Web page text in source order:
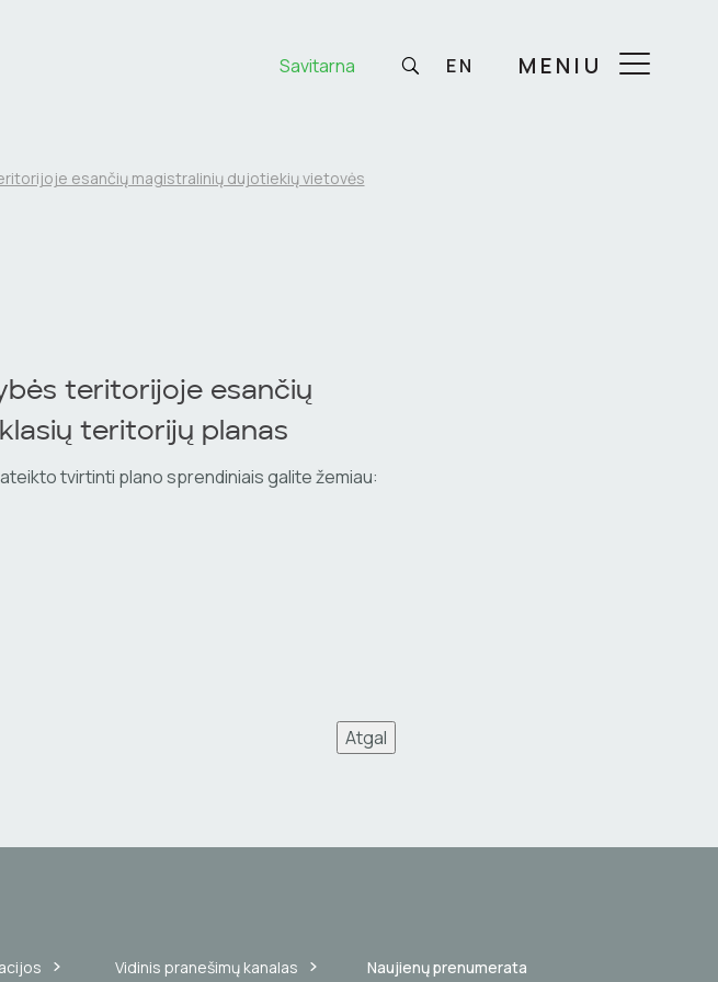
Savitarna EN MENIU
esančių magistralinių dujotiekių vietovės
teritorijoje esančių
teritorijų planas
tvirtinti plano sprendiniais galite žemiau:
Atgal
Vidinis pranešimų kanalas Naujienų prenumerata